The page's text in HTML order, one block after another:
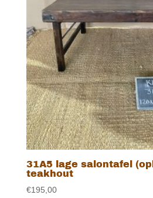
31A5 lage salontafel
teakhout
€195,00